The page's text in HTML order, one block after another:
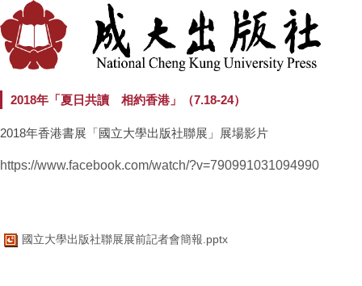
2018年「夏日共讀 相約香港」（7.18-24）
2018年香港書展「國立大學出版社聯展」展場影片
https://www.facebook.com/watch/?v=790991031094990
國立大學出版社聯展展前記者會簡報.pptx